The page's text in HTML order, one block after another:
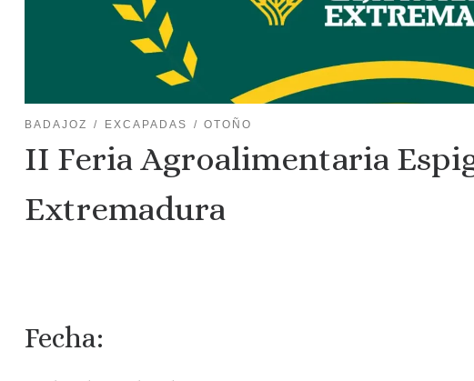
BADAJOZ EXCAPADAS OTOÑO
II Feria Agroalimentaria
Extremadura
Fecha: